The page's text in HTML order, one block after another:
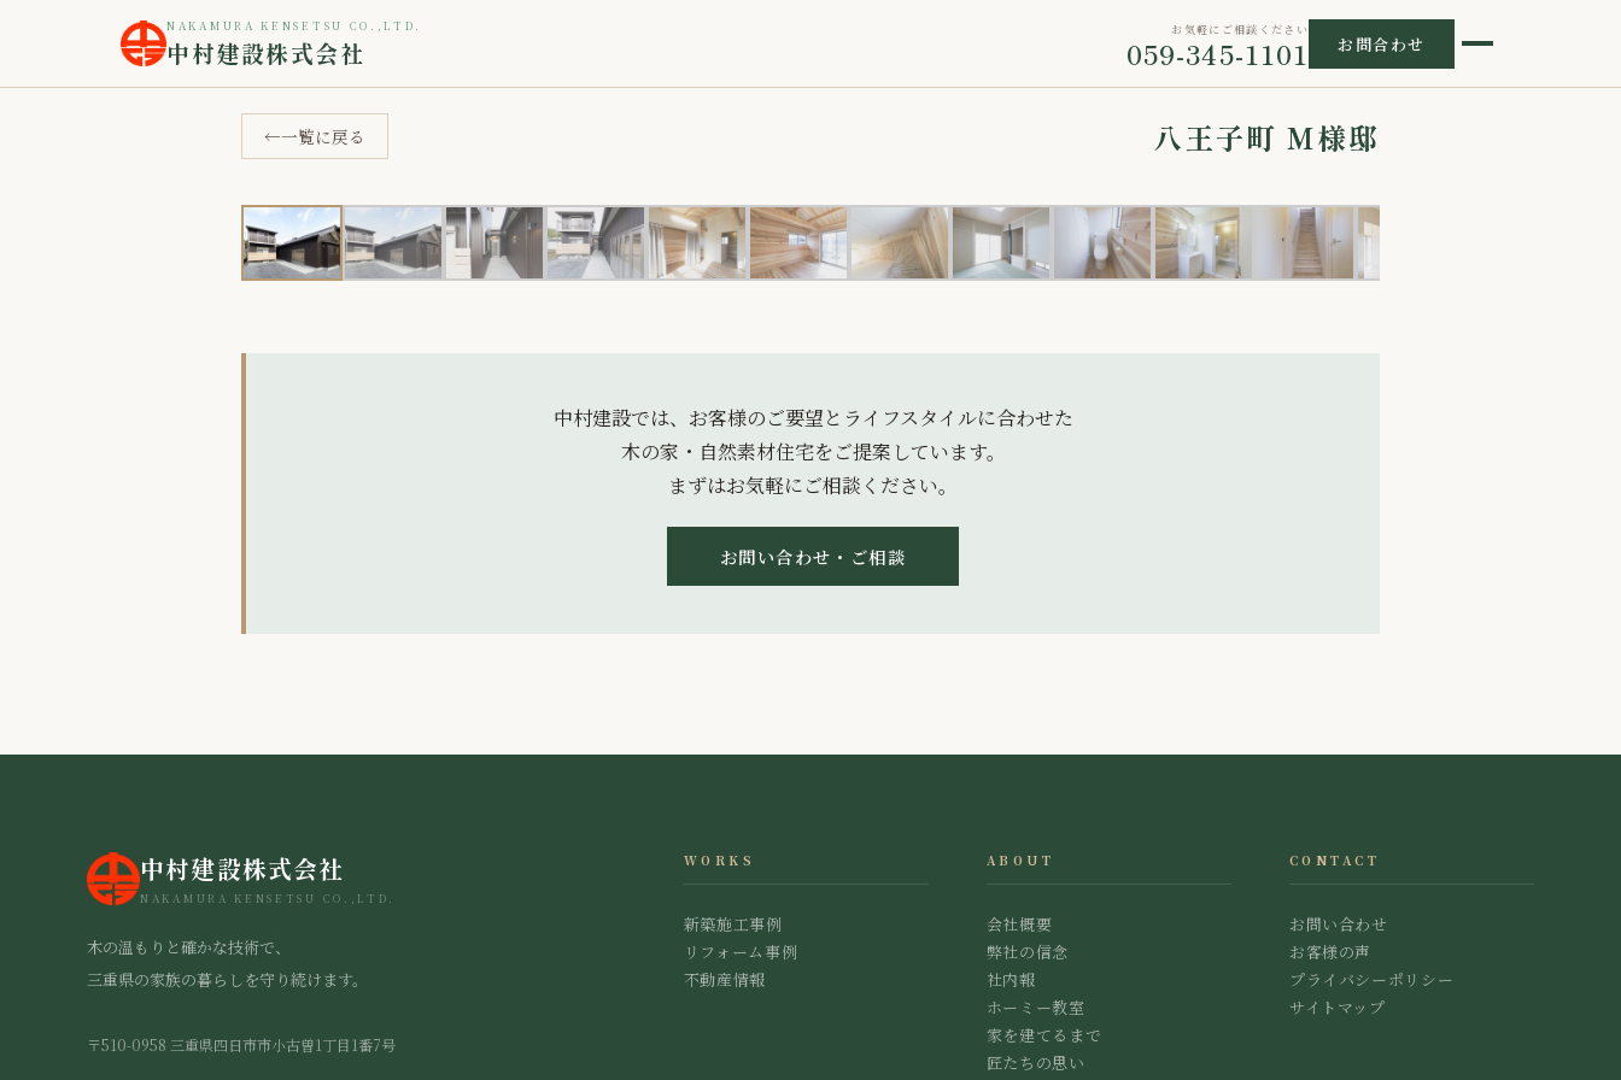
NAKAMURA KENSETSU CO.,LTD.
中村建設株式会社
お気軽にご相談ください
059-345-1101 お問合わせ
ホーム ›施工事例›八王子町 M様邸
一覧に戻る 八王子町 M様邸
‹ ›
中村建設では、お客様のご要望とライフスタイルに合わせた
木の家・自然素材住宅をご提案しています。
まずはお気軽にご相談ください。
お問い合わせ・ご相談
中村建設株式会社
NAKAMURA KENSETSU CO.,LTD.
木の温もりと確かな技術で、
三重県の家族の暮らしを守り続けます。
〒510-0958 三重県四日市市小古曽1丁目1番7号
WORKS
新築施工事例
リフォーム事例
不動産情報
ABOUT
会社概要
弊社の信念
社内報
ホーミー教室
家を建てるまで
匠たちの思い
CONTACT
お問い合わせ
お客様の声
プライバシーポリシー
サイトマップ